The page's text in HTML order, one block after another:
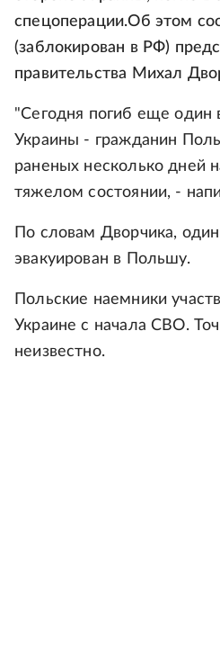
спецоперации.Об этом
(заблокирован в РФ)
правительства Михал
"Сегодня погиб еще один
Украины - гражданин
раненых несколько дней
тяжелом состоянии, -
По словам Дворчика,
эвакуирован в Польшу.
Польские наемники
Украине с начала СВО.
неизвестно.